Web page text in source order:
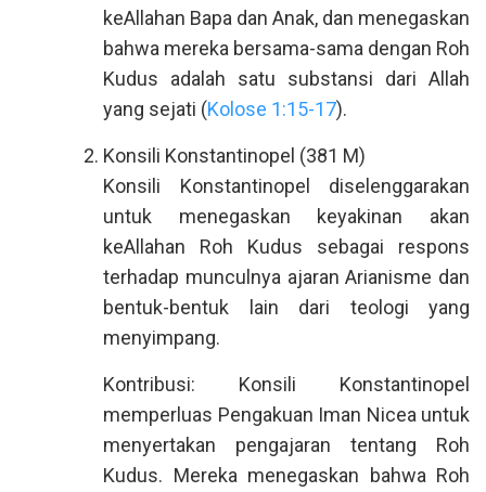
keAllahan Bapa dan Anak, dan menegaskan
bahwa mereka bersama-sama dengan Roh
Kudus adalah satu substansi dari Allah
yang sejati (Kolose 1:15-17).
Konsili Konstantinopel (381 M)
Konsili Konstantinopel diselenggarakan
untuk menegaskan keyakinan akan
keAllahan Roh Kudus sebagai respons
terhadap munculnya ajaran Arianisme dan
bentuk-bentuk lain dari teologi yang
menyimpang.
Kontribusi: Konsili Konstantinopel
memperluas Pengakuan Iman Nicea untuk
menyertakan pengajaran tentang Roh
Kudus. Mereka menegaskan bahwa Roh